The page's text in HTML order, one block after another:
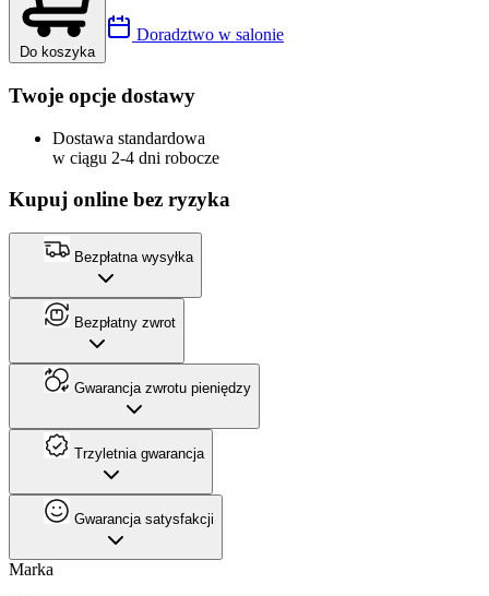
Do koszyka
Doradztwo w salonie
Twoje opcje dostawy
Dostawa standardowa
w ciągu 2-4 dni robocze
Kupuj online bez ryzyka
Bezpłatna wysyłka
Bezpłatny zwrot
Gwarancja zwrotu pieniędzy
Trzyletnia gwarancja
Gwarancja satysfakcji
Marka